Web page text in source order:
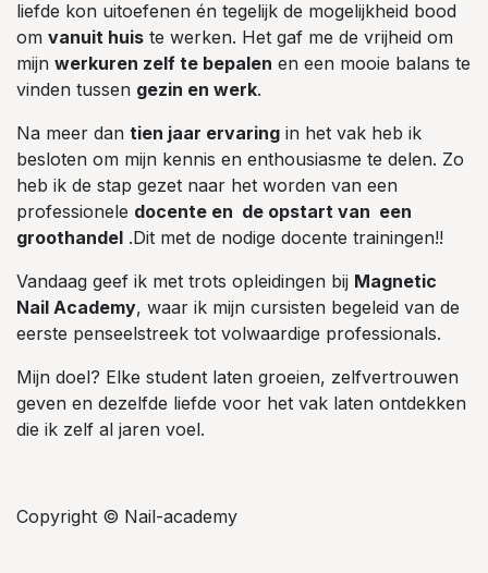
liefde kon uitoefenen én tegelijk de mogelijkheid bood
om vanuit huis te werken. Het gaf me de vrijheid om
mijn werkuren zelf te bepalen en een mooie balans te
vinden tussen gezin en werk.
Na meer dan tien jaar ervaring in het vak heb ik
besloten om mijn kennis en enthousiasme te delen. Zo
heb ik de stap gezet naar het worden van een
professionele docente en de opstart van een
groothandel .Dit met de nodige docente trainingen!!
Vandaag geef ik met trots opleidingen bij Magnetic
Nail Academy, waar ik mijn cursisten begeleid van de
eerste penseelstreek tot volwaardige professionals.
Mijn doel? Elke student laten groeien, zelfvertrouwen
geven en dezelfde liefde voor het vak laten ontdekken
die ik zelf al jaren voel.
Copyright © Nail-academy